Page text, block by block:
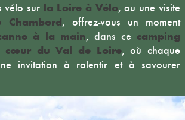
vélo sur la Loire à Vélo, ou une visite
Chambord, offrez-vous un moment
à la main, dans ce camping
cœur du Val de Loire, où chaque
invitation à ralentir et à savourer